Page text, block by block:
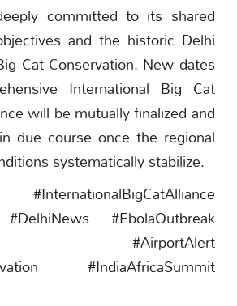
committed to its shared
and the historic Delhi
Cat Conservation. New dates
International Big Cat
will be mutually finalized and
due course once the regional
systematically stabilize.
#EbolaOutbreak
#AirportAlert
#IndiaAfricaSummit